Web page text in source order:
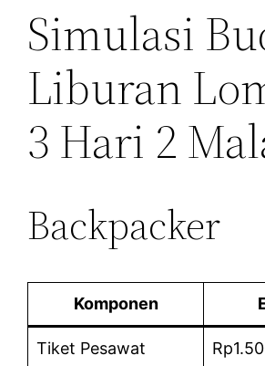
Simulasi
Liburan
3 Hari 2
Backpacker
Komponen
Tiket Pesawat